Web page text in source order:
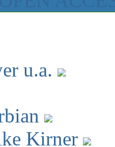
u.a.
Kirner